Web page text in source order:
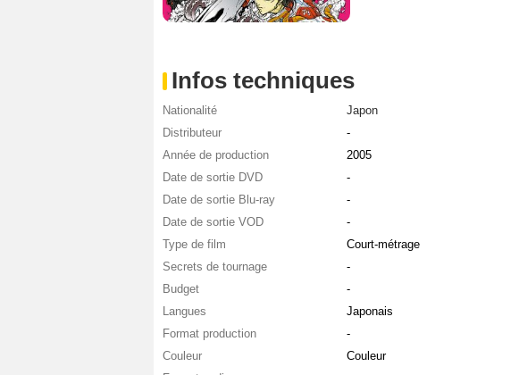
Infos techniques
Nationalité
Japon
Distributeur
-
Année de production
2005
Date de sortie DVD
-
Date de sortie Blu-ray
-
Date de sortie VOD
-
Type de film
Court-métrage
Secrets de tournage
-
Budget
-
Langues
Japonais
Format production
-
Couleur
Couleur